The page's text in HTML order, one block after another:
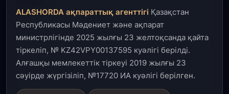
пайдалануға берілді
3 тамыз, 2026
Қызылордада 300 орындық аурухана,
Президенттік кітапхана және жаңа театр
салынып жатыр
ALASHORDA ақпараттық агенттігі Қазақстан
Республикасы Мәдениет және ақпарат
министрлігінде 2025 жылғы 23 желтоқсанда қайта
тіркеліп, № KZ42VPY00137595 куәлігі берілді.
Алғашқы мемлекеттік тіркеуі 2019 жылғы 23
сәуірде жүргізіліп, №17720 ИА куәлігі берілген.